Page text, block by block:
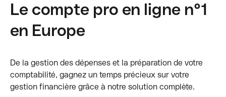
Le compte pro en ligne n°1
en Europe
De la gestion des dépenses et la préparation de votre
comptabilité, gagnez un temps précieux sur votre
gestion financière grâce à notre solution complète.